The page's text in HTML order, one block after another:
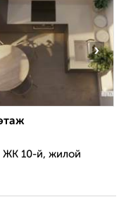
›
ЖК 10-й, жилой